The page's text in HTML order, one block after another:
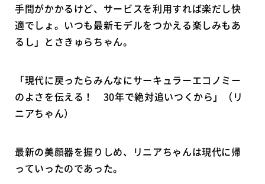
手間がかかるけど、サービスを利用すれば楽だし快
適でしょ。いつも最新モデルをつかえる楽しみもあ
るし」とさきゅらちゃん。
「現代に戻ったらみんなにサーキュラーエコノミー
のよさを伝える！ 30年で絶対追いつくから」（リ
ニアちゃん）
最新の美顔器を握りしめ、リニアちゃんは現代に帰
っていったのであった。